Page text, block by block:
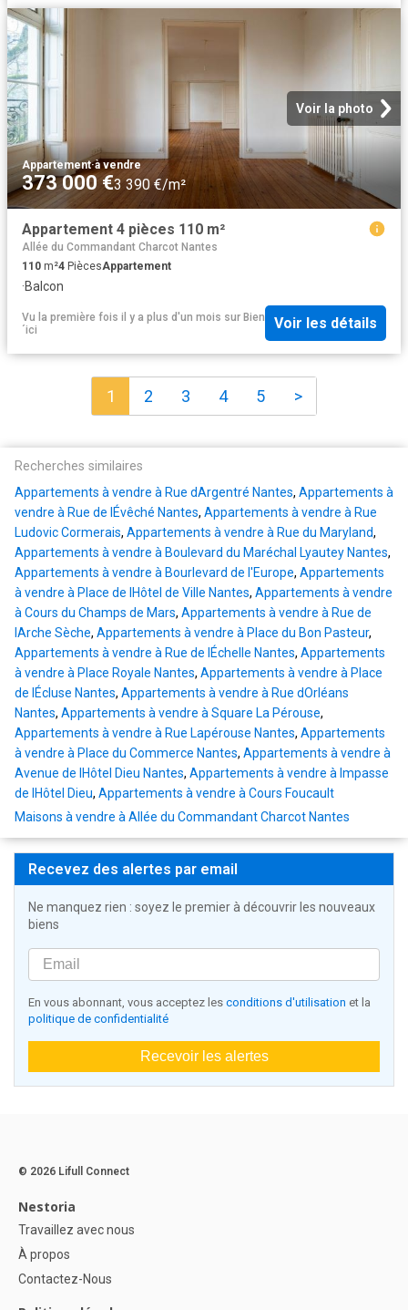
Voir la photo
Appartement·à vendre
373 000 €3 390 €/m²
Appartement 4 pièces 110 m²
Allée du Commandant Charcot Nantes
110 m²4 PiècesAppartement
·Balcon
Vu la première fois il y a plus d'un mois sur Bien
´ici
Voir les détails
1 2 3 4 5 >
Recherches similaires
Appartements à vendre à Rue dArgentré Nantes, Appartements à
vendre à Rue de lÉvêché Nantes, Appartements à vendre à Rue
Ludovic Cormerais, Appartements à vendre à Rue du Maryland,
Appartements à vendre à Boulevard du Maréchal Lyautey Nantes,
Appartements à vendre à Bourlevard de l'Europe, Appartements
à vendre à Place de lHôtel de Ville Nantes, Appartements à vendre
à Cours du Champs de Mars, Appartements à vendre à Rue de
lArche Sèche, Appartements à vendre à Place du Bon Pasteur,
Appartements à vendre à Rue de lÉchelle Nantes, Appartements
à vendre à Place Royale Nantes, Appartements à vendre à Place
de lÉcluse Nantes, Appartements à vendre à Rue dOrléans
Nantes, Appartements à vendre à Square La Pérouse,
Appartements à vendre à Rue Lapérouse Nantes, Appartements
à vendre à Place du Commerce Nantes, Appartements à vendre à
Avenue de lHôtel Dieu Nantes, Appartements à vendre à Impasse
de lHôtel Dieu, Appartements à vendre à Cours Foucault
Maisons à vendre à Allée du Commandant Charcot Nantes
Recevez des alertes par email
Ne manquez rien : soyez le premier à découvrir les nouveaux
biens
En vous abonnant, vous acceptez les conditions d'utilisation et la
politique de confidentialité
Recevoir les alertes
© 2026 Lifull Connect
Nestoria
Travaillez avec nous
À propos
Contactez-Nous